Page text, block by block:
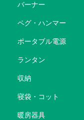
バーナー
ペグ・ハンマー
ポータブル電源
ランタン
収納
寝袋・コット
暖房器具